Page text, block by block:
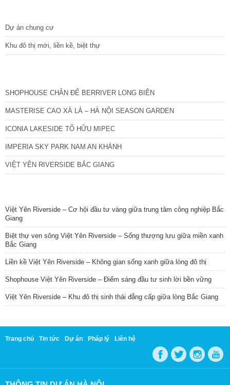
Dự án chung cư
Khu đô thị mới, liền kề, biệt thự
SHOPHOUSE CHÂN ĐẾ BERRIVER LONG BIÊN
MASTERISE CAO XÀ LÁ – HÀ NỘI SEASON GARDEN
ICONIA LAKESIDE TỐ HỮU MIPEC
IMPERIA SKY PARK NAM AN KHÁNH
VIỆT YÊN RIVERSIDE BẮC GIANG
Việt Yên Riverside – Cơ hội đầu tư vàng giữa trung tâm công nghiệp Bắc
Giang
Biệt thự ven sông Việt Yên Riverside – Sống thượng lưu giữa miền xanh
Bắc Giang
Liền kề Việt Yên Riverside – Không gian sống xanh giữa lòng đô thị
Shophouse Việt Yên Riverside – Điểm sáng đầu tư sinh lời bền vững
Việt Yên Riverside – Khu đô thị sinh thái đẳng cấp giữa lòng Bắc Giang
Trang chủ Tin tức Dự án Pháp lý Liên hệ